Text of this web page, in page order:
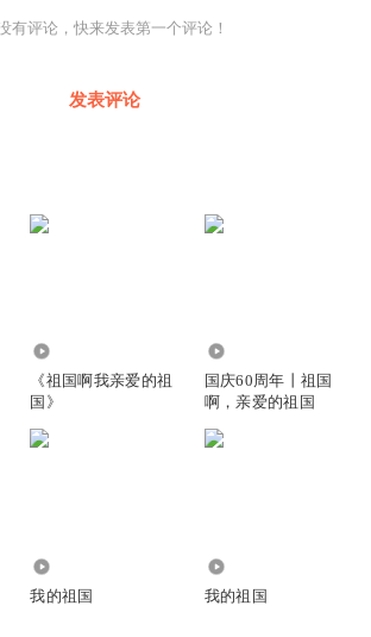
有评论，快来发表第一个评论！
发表评论
《祖国啊我亲爱的祖
国》
国庆60周年丨祖国
啊，亲爱的祖国
我的祖国 我的祖国